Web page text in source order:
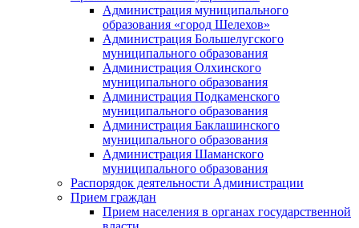
Администрация муниципального
образования «город Шелехов»
Администрация Большелугского
муниципального образования
Администрация Олхинского
муниципального образования
Администрация Подкаменского
муниципального образования
Администрация Баклашинского
муниципального образования
Администрация Шаманского
муниципального образования
Распорядок деятельности Администрации
Прием граждан
Прием населения в органах государственной